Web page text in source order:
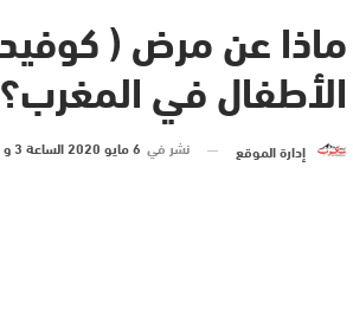
الأطفال في المغرب؟
إدارة الموقع نشر في 6 مايو 2020 الساعة 3 و 01 دقيقة